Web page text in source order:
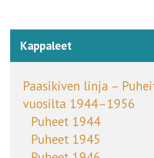
Kappaleet
Paasikiven linja –
vuosilta 1944–1956
Puheet 1944
Puheet 1945